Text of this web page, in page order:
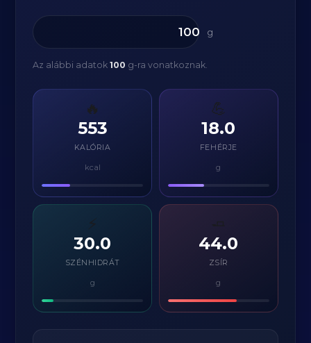
g
Az alábbi adatok100 g-ra vonatkoznak.
🔥
553
KALÓRIA
kcal
💪
18.0
FEHÉRJE
g
⚡
30.0
SZÉNHIDRÁT
g
44.0
ZSÍR
g